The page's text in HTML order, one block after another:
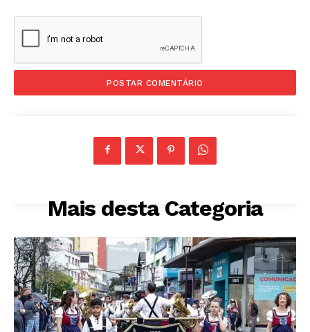
Mais desta Categoria